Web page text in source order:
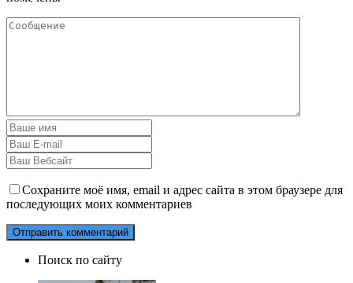
Сохраните моё имя, email и адрес сайта в этом браузере для
последующих моих комментариев
Поиск по сайту